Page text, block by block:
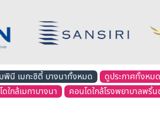
พินี เมกะซิตี้ บางนาทั้งหมด
ดูประกาศทั้งหม
ใกล้เมกาบางนา คอนโดใกล้โรงพยาบาลพริ้